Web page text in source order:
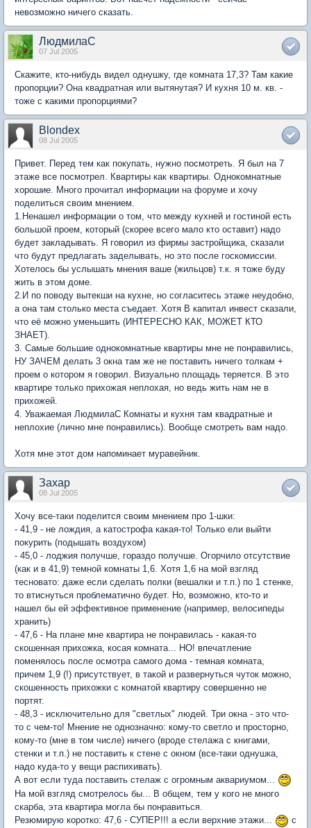
невозможно ничего сказать.
ЛюдмилаС
07 Jul 2005
Скажите, кто-нибудь видел однушку, где комната 17,3? Там какие
пропорции? Она квадратная или вытянутая? И кухня 10 м. кв. -
тоже с какими пропорциями?
Blondex
08 Jul 2005
Привет. Перед тем как покупать, нужно посмотреть. Я был на 7
этаже все посмотрел. Квартиры как квартиры. Однокомнатные
хорошие. Много прочитал информации на форуме и хочу
поделиться своим мнением.
1.Ненашел информации о том, что между кухней и гостиной есть
большой проем, который (скорее всего мало кто оставит) надо
будет закладывать. Я говорил из фирмы застройщика, сказали
что будут предлагать заделывать, но это после госкомиссии.
Хотелось бы услышать мнения ваше (жильцов) т.к. я тоже буду
жить в этом доме.
2.И по поводу вытекши на кухне, но согласитесь этаже неудобно,
а она там столько места съедает. Хотя В капитал инвест сказали,
что её можно уменьшить (ИНТЕРЕСНО КАК, МОЖЕТ КТО
ЗНАЕТ).
3. Самые большие однокомнатные квартиры мне не понравились,
НУ ЗАЧЕМ делать 3 окна там же не поставить ничего толкам +
проем о котором я говорил. Визуально площадь теряется. В это
квартире только прихожая неплохая, но ведь жить нам не в
прихожей.
4. Уважаемая ЛюдмилаС Комнаты и кухня там квадратные и
неплохие (лично мне понравились). Вообще смотреть вам надо.
Хотя мне этот дом напоминает муравейник.
Захар
08 Jul 2005
Хочу все-таки поделится своим мнением про 1-шки:
- 41,9 - не лождия, а катострофа какая-то! Только ели выйти
покурить (подышать воздухом)
- 45,0 - лоджия получше, гораздо получше. Огорчило отсутствие
(как и в 41,9) темной комнаты 1,6. Хотя 1,6 на мой взгляд
тесновато: даже если сделать полки (вешалки и т.п.) по 1 стенке,
то втиснуться проблематично будет. Но, возможно, кто-то и
нашел бы ей эффективное применение (например, велосипеды
хранить)
- 47,6 - На плане мне квартира не понравилась - какая-то
скошенная прихожка, косая комната... НО! впечатление
поменялось после осмотра самого дома - темная комната,
причем 1,9 (!) присутствует, в такой и развернуться чуток можно,
скошенность прихожки с комнатой квартиру совершенно не
портят.
- 48,3 - исключительно для "светлых" людей. Три окна - это что-
то с чем-то! Мнение не однозначно: кому-то светло и просторно,
кому-то (мне в том числе) ничего (вроде стелажа с книгами,
стенки и т.п.) не поставить к стене с окном (все-таки однушка,
надо куда-то у вещи распихивать).
А вот если туда поставить стелаж с огромным аквариумом...
На мой взгляд смотрелось бы... В общем, тем у кого не много
скарба, эта квартира могла бы понравиться.
Резюмирую коротко: 47,6 - СУПЕР!!! а если верхние этажи...
с